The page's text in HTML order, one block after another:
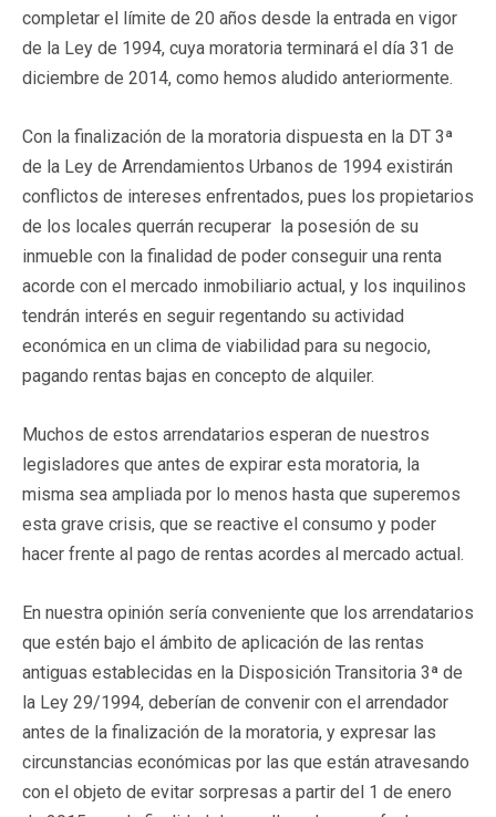
completar el límite de 20 años desde la entrada en vigor
de la Ley de 1994, cuya moratoria terminará el día 31 de
diciembre de 2014, como hemos aludido anteriormente.
Con la finalización de la moratoria dispuesta en la DT 3ª
de la Ley de Arrendamientos Urbanos de 1994 existirán
conflictos de intereses enfrentados, pues los propietarios
de los locales querrán recuperar la posesión de su
inmueble con la finalidad de poder conseguir una renta
acorde con el mercado inmobiliario actual, y los inquilinos
tendrán interés en seguir regentando su actividad
económica en un clima de viabilidad para su negocio,
pagando rentas bajas en concepto de alquiler.
Muchos de estos arrendatarios esperan de nuestros
legisladores que antes de expirar esta moratoria, la
misma sea ampliada por lo menos hasta que superemos
esta grave crisis, que se reactive el consumo y poder
hacer frente al pago de rentas acordes al mercado actual.
En nuestra opinión sería conveniente que los arrendatarios
que estén bajo el ámbito de aplicación de las rentas
antiguas establecidas en la Disposición Transitoria 3ª de
la Ley 29/1994, deberían de convenir con el arrendador
antes de la finalización de la moratoria, y expresar las
circunstancias económicas por las que están atravesando
con el objeto de evitar sorpresas a partir del 1 de enero